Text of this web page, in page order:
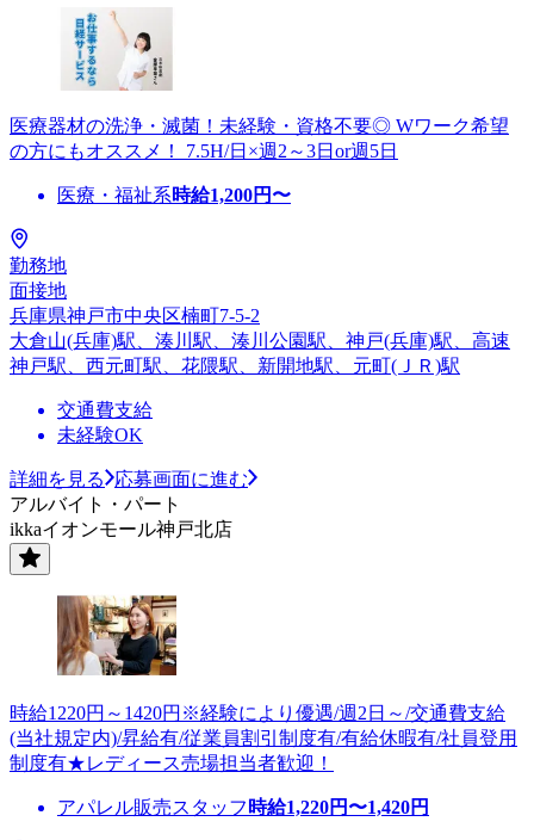
医療器材の洗浄・滅菌！未経験・資格不要◎ Wワーク希望
の方にもオススメ！ 7.5H/日×週2～3日or週5日
医療・福祉系時給1,200円〜
勤務地
面接地
兵庫県神戸市中央区楠町7-5-2
大倉山(兵庫)駅、湊川駅、湊川公園駅、神戸(兵庫)駅、高速
神戸駅、西元町駅、花隈駅、新開地駅、元町(ＪＲ)駅
交通費支給
未経験OK
詳細を見る
応募画面に進む
アルバイト・パート
ikkaイオンモール神戸北店
時給1220円～1420円※経験により優遇/週2日～/交通費支給
(当社規定内)/昇給有/従業員割引制度有/有給休暇有/社員登用
制度有★レディース売場担当者歓迎！
アパレル販売スタッフ 時給1,220円〜1,420円